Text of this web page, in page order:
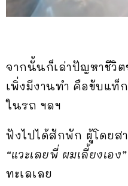
จากนั้นก็เล่าปัญหาชีวิต
เพิ่งมีงานทำ คือขับแ
ในรถ ฯลฯ
ฟังไปได้สักพัก ผู้โดย
“แวะเลยพี่ ผมเลี้ยงเอง”
ทะเลเลย